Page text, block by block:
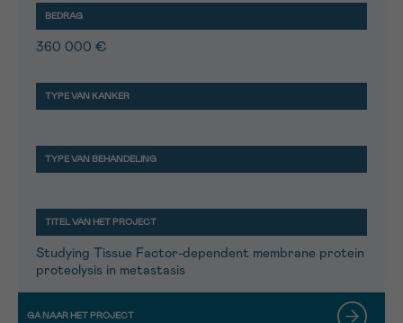
360 000 €
Studying Tissue Factor-dependent membrane protein
proteolysis in metastasis